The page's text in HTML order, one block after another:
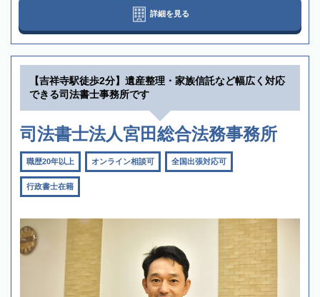
詳細を見る
【吉祥寺駅徒歩2分】遺産整理・家族信託など幅広く対応
できる司法書士事務所です
司法書士法人宮田総合法務事務所
職歴20年以上 オンライン相談可 全国出張対応可
行政書士在籍